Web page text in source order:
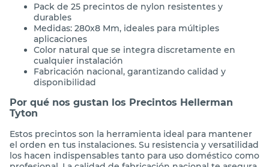
Pack de 25 precintos de nylon resistentes y
durables
Medidas: 280x8 Mm, ideales para múltiples
aplicaciones
Color natural que se integra discretamente en
cualquier instalación
Fabricación nacional, garantizando calidad y
disponibilidad
Por qué nos gustan los Precintos Hellerman
Tyton
Estos precintos son la herramienta ideal para mantener
el orden en tus instalaciones. Su resistencia y versatilidad
los hacen indispensables tanto para uso doméstico como